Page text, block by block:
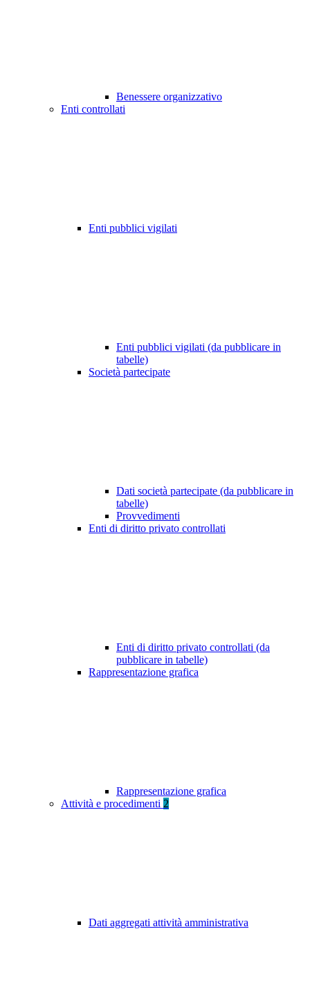
Benessere organizzativo
Enti controllati
Enti pubblici vigilati
Enti pubblici vigilati (da pubblicare in
tabelle)
Società partecipate
Dati società partecipate (da pubblicare in
tabelle)
Provvedimenti
Enti di diritto privato controllati
Enti di diritto privato controllati (da
pubblicare in tabelle)
Rappresentazione grafica
Rappresentazione grafica
Attività e procedimenti 2
Dati aggregati attività amministrativa